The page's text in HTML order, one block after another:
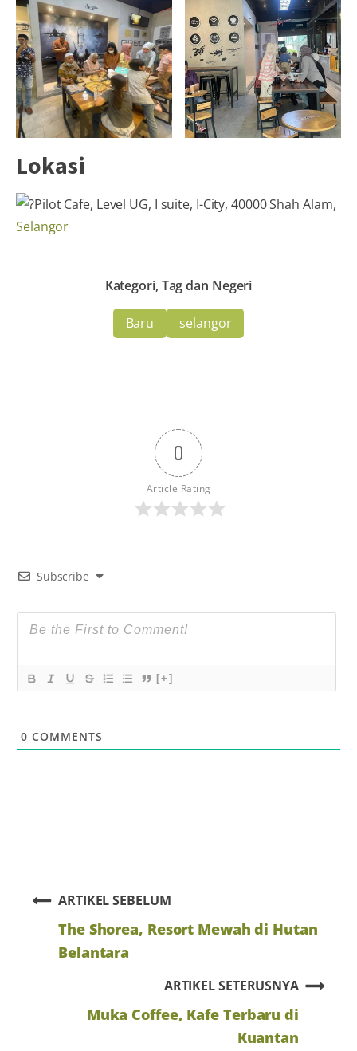
Lokasi
Pilot Cafe, Level UG, I suite, I-City, 40000 Shah Alam,
Selangor
Kategori, Tag dan Negeri
Baru selangor
0
Article Rating
Subscribe
[+]
0 COMMENTS
ARTIKEL SEBELUM
The Shorea, Resort Mewah di Hutan
Belantara
ARTIKEL SETERUSNYA
Muka Coffee, Kafe Terbaru di
Kuantan